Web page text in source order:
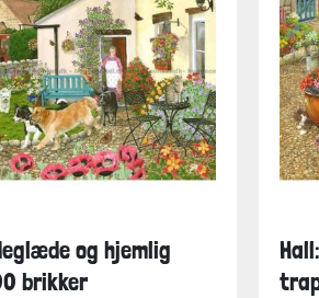
og hjemlig
brikker